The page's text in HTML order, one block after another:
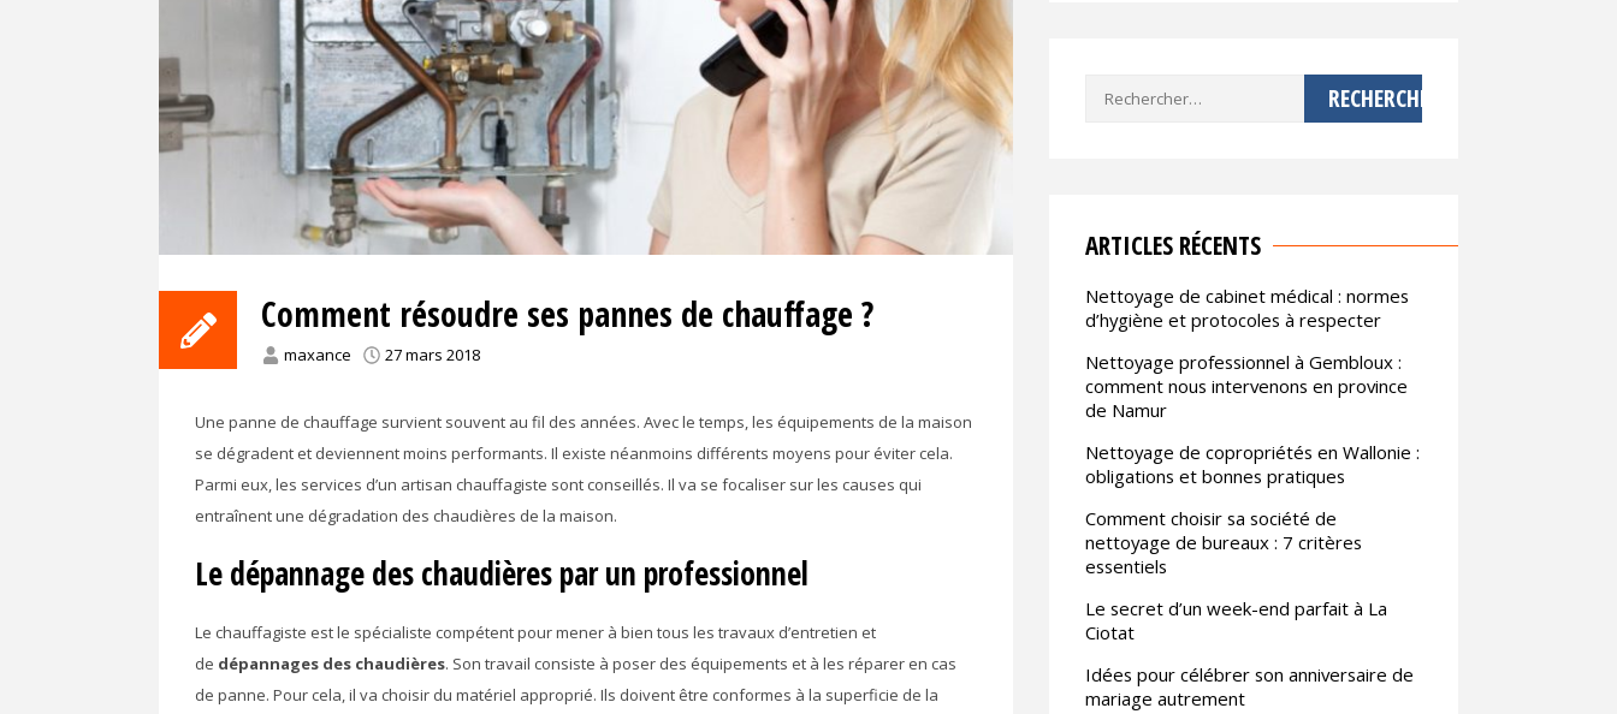
Comment résoudre ses pannes de chauffage ?
maxance 27 mars 2018
Une panne de chauffage survient souvent au fil des années. Avec le temps, les équipements de la maison
se dégradent et deviennent moins performants. Il existe néanmoins différents moyens pour éviter cela.
Parmi eux, les services d’un artisan chauffagiste sont conseillés. Il va se focaliser sur les causes qui
entraînent une dégradation des chaudières de la maison.
Le dépannage des chaudières par un professionnel
Le chauffagiste est le spécialiste compétent pour mener à bien tous les travaux d’entretien et
de dépannages des chaudières. Son travail consiste à poser des équipements et à les réparer en cas
de panne. Pour cela, il va choisir du matériel approprié. Ils doivent être conformes à la superficie de la
Rechercher :
ARTICLES RÉCENTS
Nettoyage de cabinet médical : normes
d’hygiène et protocoles à respecter
Nettoyage professionnel à Gembloux :
comment nous intervenons en province
de Namur
Nettoyage de copropriétés en Wallonie :
obligations et bonnes pratiques
Comment choisir sa société de
nettoyage de bureaux : 7 critères
essentiels
Le secret d’un week-end parfait à La
Ciotat
Idées pour célébrer son anniversaire de
mariage autrement